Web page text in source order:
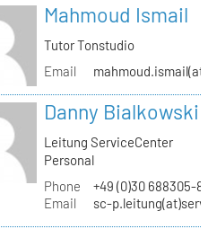
Mahmoud Ismail
Tutor Tonstudio
Email
Danny Bialkowski
Leitung ServiceCenter
Personal
Phone
+49 (0)30 688305-
Email
sc-